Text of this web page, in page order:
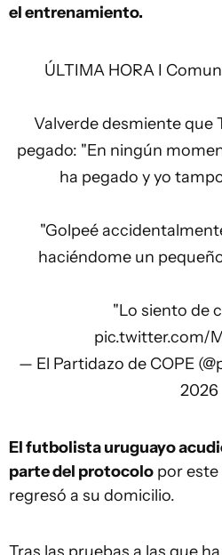
el entrenamiento.
ÚLTIMA HORA I
Valverde desmiente que
pegado: "En ningún
ha pegado y yo
"Golpeé
haciéndome un
"Lo siento de
pic.twitter.com/
— El Partidazo de COPE
2026
El futbolista uruguayo
parte del protocolo por
regresó a su domicilio.